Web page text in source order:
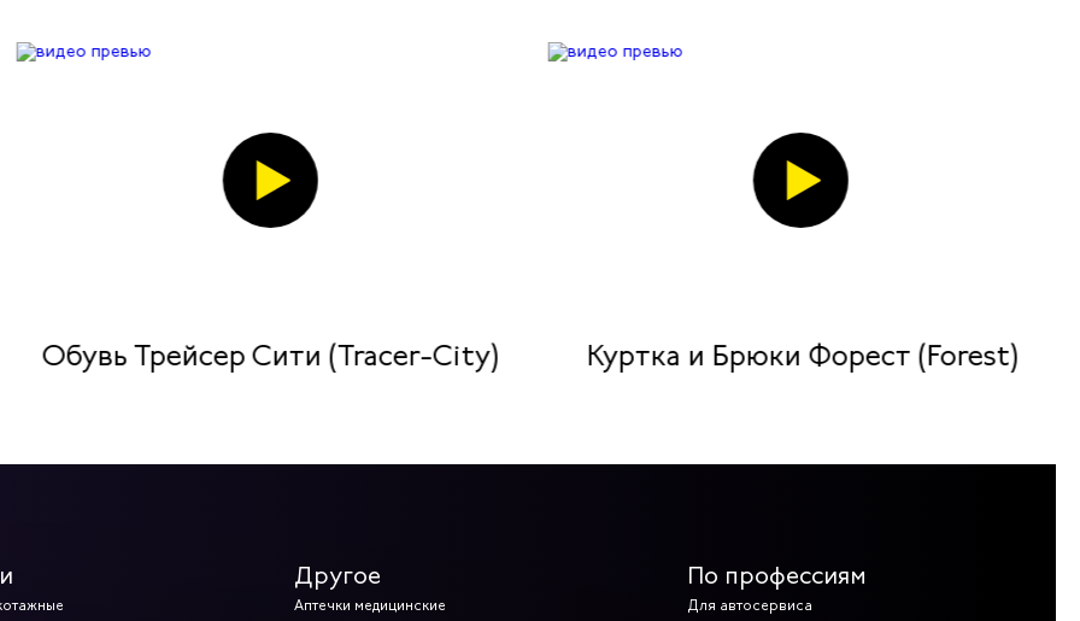
Обувь Трейсер Сити (Tracer-City) Куртка и Брюки Форест (Forest)
Другое
Аптечки медицинские
По профессиям
Для автосервиса